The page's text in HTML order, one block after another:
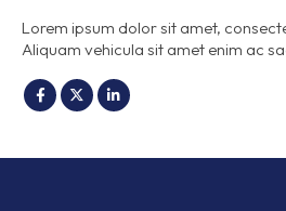
Lorem ipsum dolor sit amet,
Aliquam vehicula sit amet enim ac